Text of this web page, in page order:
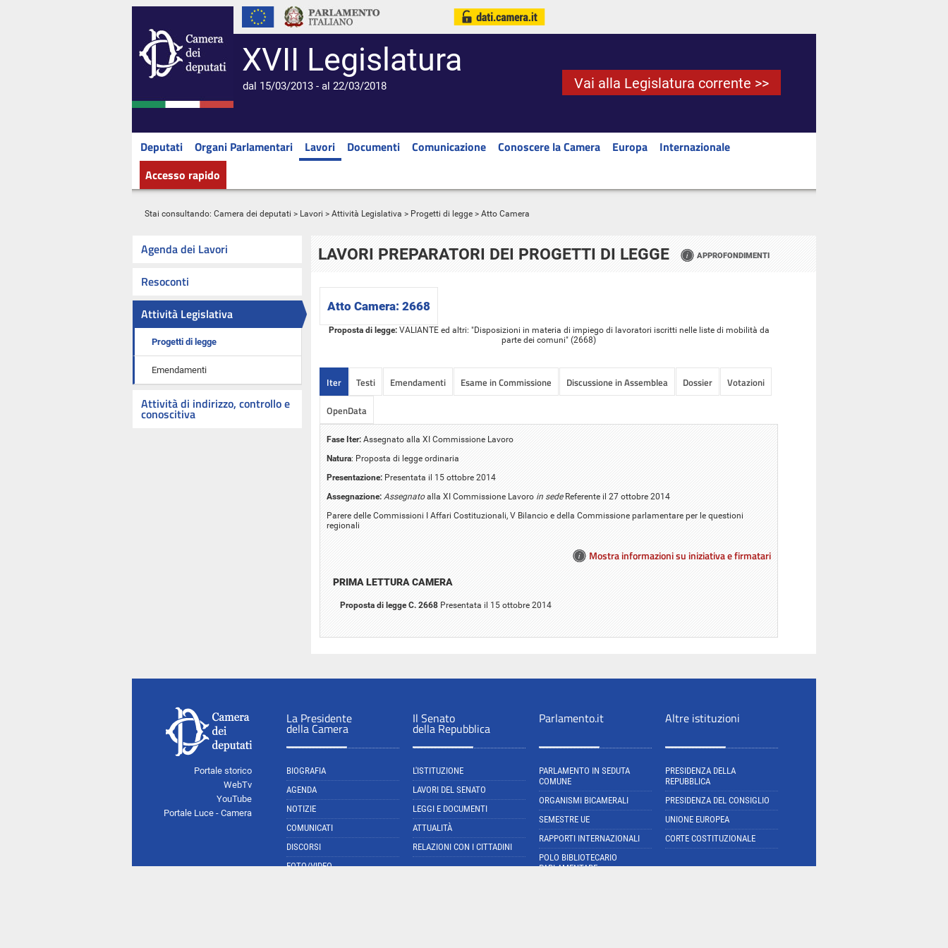
XVII Legislatura
dal 15/03/2013 - al 22/03/2018 Vai alla Legislatura corrente >>
Deputati Organi Parlamentari Lavori Documenti Comunicazione Conoscere la Camera Europa
Internazionale
Accesso rapido
Stai consultando: Camera dei deputati > Lavori > Attività Legislativa > Progetti di legge > Atto Camera
Agenda dei Lavori
Resoconti
Attività Legislativa
Progetti di legge
Emendamenti
Attività di indirizzo, controllo e
conoscitiva
LAVORI PREPARATORI DEI PROGETTI DI LEGGE APPROFONDIMENTI
Atto Camera: 2668
Proposta di legge:VALIANTE ed altri: "Disposizioni in materia di impiego di lavoratori iscritti nelle liste di mobilità da
parte dei comuni" (2668)
Iter Testi Emendamenti Esame in Commissione Discussione in Assemblea Dossier
Votazioni
OpenData
Fase Iter: Assegnato alla XI Commissione Lavoro
Natura: Proposta di legge ordinaria
Presentazione: Presentata il 15 ottobre 2014
Assegnazione: Assegnatoalla XI Commissione Lavoro in sede Referente il 27 ottobre 2014
Parere delle Commissioni I Affari Costituzionali, V Bilancio e della Commissione parlamentare per le questioni
regionali
Mostra informazioni su iniziativa e firmatari
PRIMA LETTURA CAMERA
Proposta di legge C. 2668 Presentata il 15 ottobre 2014
Portale storico
WebTv
YouTube
Portale Luce - Camera
La Presidente
della Camera
BIOGRAFIA
AGENDA
NOTIZIE
COMUNICATI
DISCORSI
FOTO/VIDEO
Il Senato
della Repubblica
L'ISTITUZIONE
LAVORI DEL SENATO
LEGGI E DOCUMENTI
ATTUALITÀ
RELAZIONI CON I CITTADINI
Parlamento.it
PARLAMENTO IN SEDUTA
COMUNE
ORGANISMI BICAMERALI
SEMESTRE UE
RAPPORTI INTERNAZIONALI
POLO BIBLIOTECARIO
PARLAMENTARE
Altre istituzioni
PRESIDENZA DELLA
REPUBBLICA
PRESIDENZA DEL CONSIGLIO
UNIONE EUROPEA
CORTE COSTITUZIONALE